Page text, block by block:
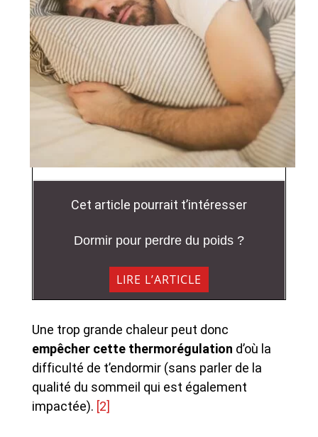
Cet article pourrait t’intéresser
Dormir pour perdre du poids ?
LIRE L’ARTICLE
Une trop grande chaleur peut donc
empêcher cette thermorégulation d’où la
difficulté de t’endormir (sans parler de la
qualité du sommeil qui est également
impactée). [2]